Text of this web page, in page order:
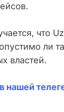
что
ли
властей.
нашей